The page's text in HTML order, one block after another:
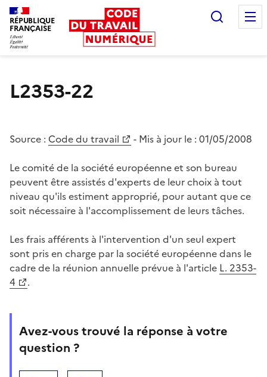
RÉPUBLIQUE
FRANÇAISE
L2353-22
Source : Code du travail - Mis à jour le : 01/05/2008
Le comité de la société européenne et son bureau
peuvent être assistés d'experts de leur choix à tout
niveau qu'ils estiment approprié, pour autant que ce
soit nécessaire à l'accomplissement de leurs tâches.
Les frais afférents à l'intervention d'un seul expert
sont pris en charge par la société européenne dans le
cadre de la réunion annuelle prévue à l'article L. 2353-
4
.
Avez-vous trouvé la réponse à votre
question ?